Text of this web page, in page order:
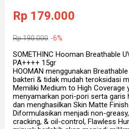
15gr (100%
SERENE
Rp 179.000
Rp190.000 -6%
SOMETHINC Hooman Breathable
PA++++ 15gr
HOOMAN menggunakan
bakteri & tidak mudah teroksidasi
Memiliki Medium to High Coverage
menyamarkan pori-pori serta garis
dan menghasilkan Skin Matte
Diformulasikan menjadi non-
cracking, & oil-control, Flawless